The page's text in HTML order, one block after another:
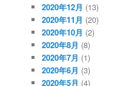
2020年12月 (13)
2020年11月 (20)
2020年10月 (2)
2020年8月 (8)
2020年7月 (1)
2020年6月 (3)
2020年5月 (4)